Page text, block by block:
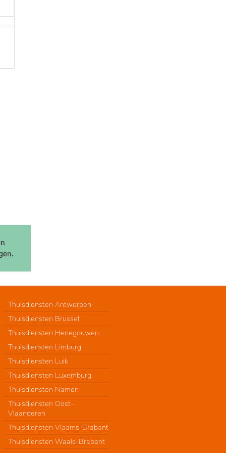
Thuisdiensten Antwerpen
Thuisdiensten Brussel
Thuisdiensten Henegouwen
Thuisdiensten Limburg
Thuisdiensten Luik
Thuisdiensten Luxemburg
Thuisdiensten Namen
Thuisdiensten Oost-
Vlaanderen
Thuisdiensten Vlaams-Brabant
Thuisdiensten Waals-Brabant